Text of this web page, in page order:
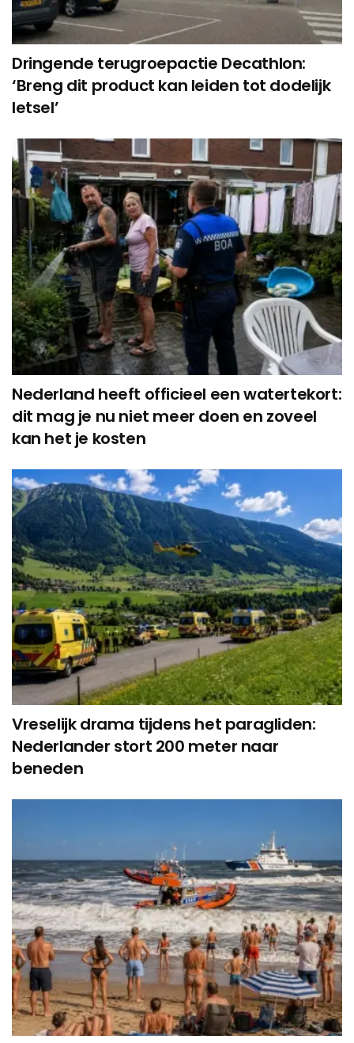
Dringende terugroepactie Decathlon:
‘Breng dit product kan leiden tot dodelijk
letsel’
Nederland heeft officieel een watertekort:
dit mag je nu niet meer doen en zoveel
kan het je kosten
Vreselijk drama tijdens het paragliden:
Nederlander stort 200 meter naar
beneden